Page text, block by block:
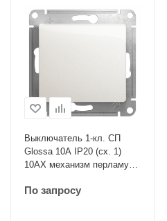
Выключатель 1-кл. СП
Glossa 10А IP20 (сх. 1)
10AX механизм перламутр.
По запросу